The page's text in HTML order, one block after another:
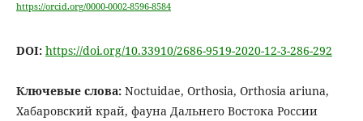
https://orcid.org/0000-0002-8596-8584
DOI: https://doi.org/10.33910/2686-9519-2020-12-3-286-292
Ключевые слова: Noctuidae, Orthosia, Orthosia ariuna,
Хабаровский край, фауна Дальнего Востока России